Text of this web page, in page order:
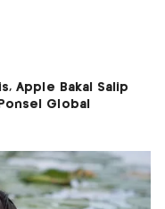
Apple Bakal Salip
Global